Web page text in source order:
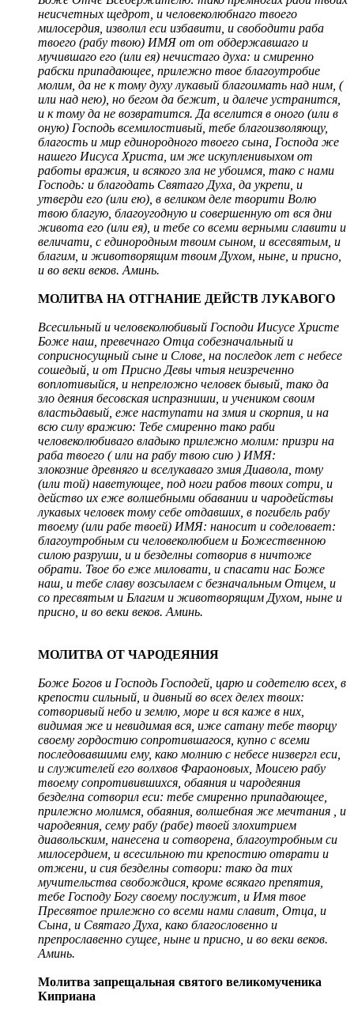
неисчетных щедрот, и человеколюбнаго твоего
милосердия, изволил еси избавити, и свободити раба
твоего (рабу твою) ИМЯ от от обдержавшаго и
мучившаго его (или ея) нечистаго духа: и смиренно
рабски припадающее, прилежно твое благоутробие
молим, да не к тому духу лукавый благоимать над ним, (
или над нею), но бегом да бежит, и далече устранится,
и к тому да не возвратится. Да вселится в оного (или в
оную) Господь всемилостивый, тебе благоизволяющу,
благость и мир единородного твоего сына, Господа же
нашего Иисуса Христа, им же искупленивыхом от
работы вражия, и всякого зла не убоимся, тако с нами
Господь: и благодать Святаго Духа, да укрепи, и
утверди его (или ею), в великом деле творити Волю
твою благую, благоугодную и совершенную от вся дни
живота его (или ея), и тебе со всеми верными славити и
величати, с единородным твоим сыном, и всесвятым, и
благим, и животворящим твоим Духом, ныне, и присно,
и во веки веков. Аминь.
МОЛИТВА НА ОТГНАНИЕ ДЕЙСТВ ЛУКАВОГО
Всесильный и человеколюбивый Господи Иисусе Христе
Боже наш, превечнаго Отца собезначальный и
соприсносущный сыне и Слове, на последок лет с небесе
сошедый, и от Присно Девы чтыя неизреченно
воплотивыйся, и непреложно человек бывый, тако да
зло деяния бесовская испразниши, и учеником своим
властьдавый, еже наступати на змия и скорпия, и на
всю силу вражию: Тебе смиренно тако раби
человеколюбиваго владыко прилежно молим: призри на
раба твоего ( или на рабу твою сию ) ИМЯ:
злокозние древняго и вселукаваго змия Диавола, тому
(или той) наветующее, под ноги рабов твоих сотри, и
действо их еже волшебными обавании и чародействы
лукавых человек тому себе отдавших, в погибель рабу
твоему (или рабе твоей) ИМЯ: наносит и соделовает:
благоутробным си человеколюбием и Божественною
силою разруши, и и безделны сотворив в ничтоже
обрати. Твое бо еже миловати, и спасати нас Боже
наш, и тебе славу возсылаем с безначальным Отцем, и
со пресвятым и Благим и животворящим Духом, ныне и
присно, и во веки веков. Аминь.
МОЛИТВА ОТ ЧАРОДЕЯНИЯ
Боже Богов и Господь Господей, царю и содетелю всех, в
крепости сильный, и дивный во всех делех твоих:
сотворивый небо и землю, море и вся каже в них,
видимая же и невидимая вся, иже сатану тебе творцу
своему гордостию сопротившагося, купно с всеми
последовавшими ему, како молнию с небесе низвергл еси,
и служителей его волхвов Фараоновых, Моисею рабу
твоему сопротивившихся, обаяния и чародеяния
безделна сотворил еси: тебе смиренно припадающее,
прилежно молимся, обаяния, волшебная же мечтания , и
чародеяния, сему рабу (рабе) твоей злохитрием
диавольским, нанесена и сотворена, благоутробным си
милосердием, и всесильною ти крепостию отврати и
отжени, и сия безделны сотвори: тако да тих
мучительства свобождися, кроме всякаго препятия,
тебе Господу Богу своему послужит, и Имя твое
Пресвятое прилежно со всеми нами славит, Отца, и
Сына, и Святаго Духа, како благословенно и
препрославенно сущее, ныне и присно, и во веки веков.
Аминь.
Молитва запрещальная святого великомученика
Киприана